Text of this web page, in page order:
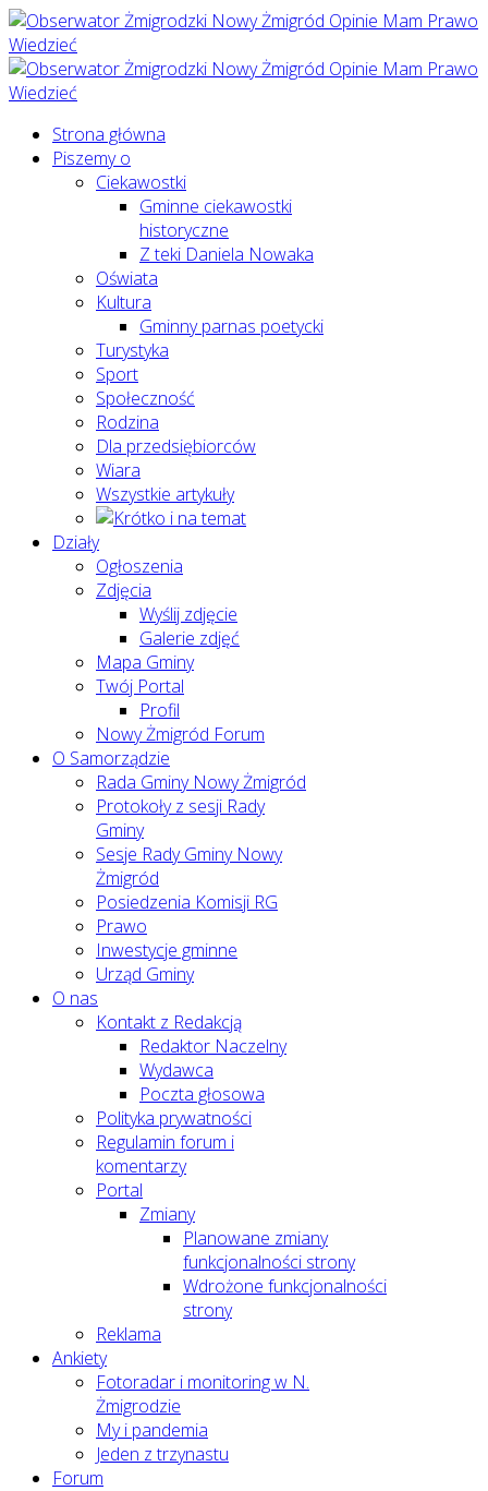
Strona główna
Piszemy o
Ciekawostki
Gminne ciekawostki
historyczne
Z teki Daniela Nowaka
Oświata
Kultura
Gminny parnas poetycki
Turystyka
Sport
Społeczność
Rodzina
Dla przedsiębiorców
Wiara
Wszystkie artykuły
Działy
Ogłoszenia
Zdjęcia
Wyślij zdjęcie
Galerie zdjęć
Mapa Gminy
Twój Portal
Profil
Nowy Żmigród Forum
O Samorządzie
Rada Gminy Nowy Żmigród
Protokoły z sesji Rady
Gminy
Sesje Rady Gminy Nowy
Żmigród
Posiedzenia Komisji RG
Prawo
Inwestycje gminne
Urząd Gminy
O nas
Kontakt z Redakcją
Redaktor Naczelny
Wydawca
Poczta głosowa
Polityka prywatności
Regulamin forum i
komentarzy
Portal
Zmiany
Planowane zmiany
funkcjonalności strony
Wdrożone funkcjonalności
strony
Reklama
Ankiety
Fotoradar i monitoring w N.
Żmigrodzie
My i pandemia
Jeden z trzynastu
Forum